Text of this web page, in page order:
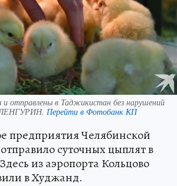
и отправлены в Таджикистан без нарушений
Перейти в Фотобанк КП
предприятия Челябинской
суточных цыплят в
из аэропорта Кольцово
в Худжанд.